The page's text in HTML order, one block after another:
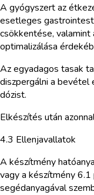
A gyógyszert az
esetleges
csökkentése, valamint
optimalizálása
Az egyadagos tasak
diszpergálni a bevétel
dózist.
Elkészítés után
4.3 Ellenjavallatok
A készítmény
vagy a készítmény
segédanyagával